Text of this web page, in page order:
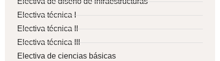
Electiva técnica I
Electiva técnica II
Electiva técnica III
Electiva de ciencias básicas